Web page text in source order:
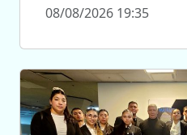
08/08/2026 19:35